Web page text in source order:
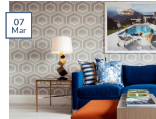
07
Mar